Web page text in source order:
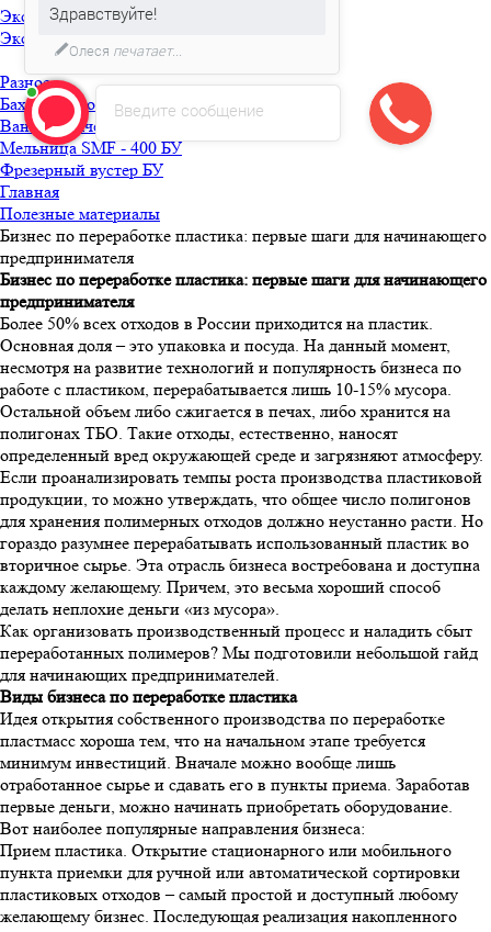
Экструдеры БУ
Экструдер TRUSIOMA 63 БУ
Разное
Бахилосварочная машина БУ
Ванна горячей мойки БУ
Мельница SMF - 400 БУ
Фрезерный вустер БУ
Главная
Полезные материалы
Бизнес по переработке пластика: первые шаги для начинающего
предпринимателя
Бизнес по переработке пластика: первые шаги для начинающего
предпринимателя
Более 50% всех отходов в России приходится на пластик.
Основная доля – это упаковка и посуда. На данный момент,
несмотря на развитие технологий и популярность бизнеса по
работе с пластиком, перерабатывается лишь 10-15% мусора.
Остальной объем либо сжигается в печах, либо хранится на
полигонах ТБО. Такие отходы, естественно, наносят
определенный вред окружающей среде и загрязняют атмосферу.
Если проанализировать темпы роста производства пластиковой
продукции, то можно утверждать, что общее число полигонов
для хранения полимерных отходов должно неустанно расти. Но
гораздо разумнее перерабатывать использованный пластик во
вторичное сырье. Эта отрасль бизнеса востребована и доступна
каждому желающему. Причем, это весьма хороший способ
делать неплохие деньги «из мусора».
Как организовать производственный процесс и наладить сбыт
переработанных полимеров? Мы подготовили небольшой гайд
для начинающих предпринимателей.
Виды бизнеса по переработке пластика
Идея открытия собственного производства по переработке
пластмасс хороша тем, что на начальном этапе требуется
минимум инвестиций. Вначале можно вообще лишь
отработанное сырье и сдавать его в пункты приема. Заработав
первые деньги, можно начинать приобретать оборудование.
Вот наиболее популярные направления бизнеса:
Прием пластика. Открытие стационарного или мобильного
пункта приемки для ручной или автоматической сортировки
пластиковых отходов – самый простой и доступный любому
желающему бизнес. Последующая реализация накопленного
Введите сообщение
Здравствуйте!
Олеся печатает...